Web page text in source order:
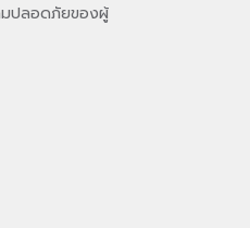
มปลอดภัยของผู้